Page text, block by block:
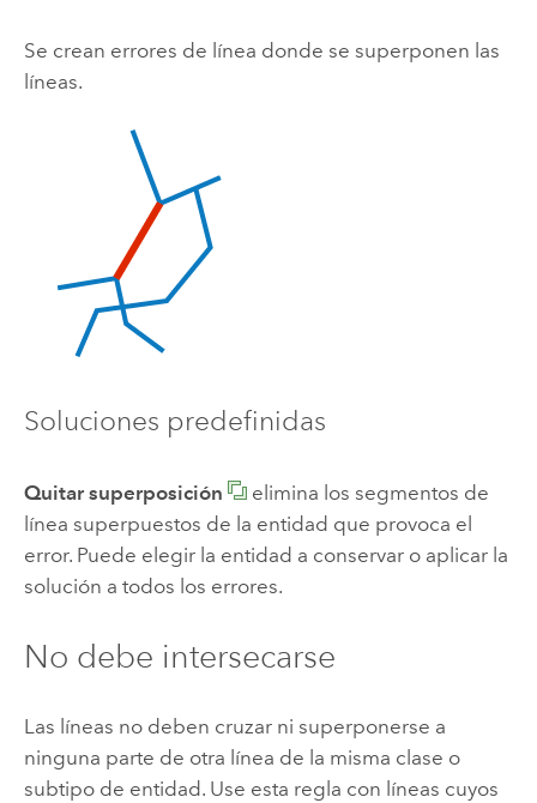
Se crean errores de línea donde se superponen las
líneas.
Soluciones predefinidas
Quitar superposición
elimina los segmentos de
línea superpuestos de la entidad que provoca el
error. Puede elegir la entidad a conservar o aplicar la
solución a todos los errores.
No debe intersecarse
Las líneas no deben cruzar ni superponerse a
ninguna parte de otra línea de la misma clase o
subtipo de entidad. Use esta regla con líneas cuyos